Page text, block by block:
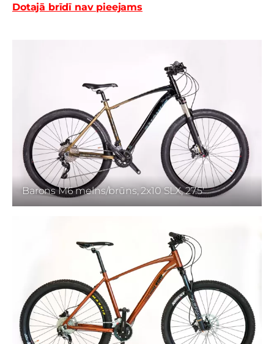
Dotajā brīdī nav pieejams
Barons M6 melns/brūns, 2x10 SLX, 27.5'